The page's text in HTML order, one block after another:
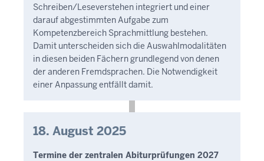
Schreiben/Leseverstehen integriert und einer
darauf abgestimmten Aufgabe zum
Kompetenzbereich Sprachmittlung bestehen.
Damit unterscheiden sich die Auswahlmodalitäten
in diesen beiden Fächern grundlegend von denen
der anderen Fremdsprachen. Die Notwendigkeit
einer Anpassung entfällt damit.
18. August 2025
Termine der zentralen Abiturprüfungen 2027